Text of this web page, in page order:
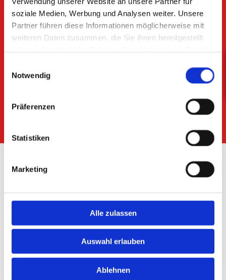
soziale Medien, Werbung und Analysen weiter. Unsere
Partner führen diese Informationen möglicherweise mit
weiteren Daten zusammen, die Sie ihnen bereitgestellt
Notwendig
Präferenzen
Statistiken
Marketing
Alle zulassen
Auswahl erlauben
Ablehnen
Willkommen auf unserer Website
Vulkaniseur Technik Wilke
GmbH
Wir freuen uns über das Interesse an unserem
Unternehmen. Als Unternehmen mit Sitz in Herzfelde sind
Brandenburg als auch überregional und sogar